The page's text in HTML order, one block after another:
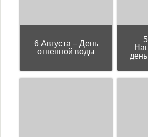
6 Августа – День
огненной воды